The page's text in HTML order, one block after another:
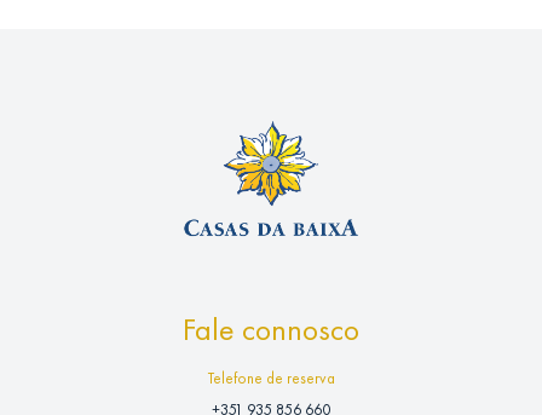
Fale connosco
Telefone de reserva
+351 935 856 660